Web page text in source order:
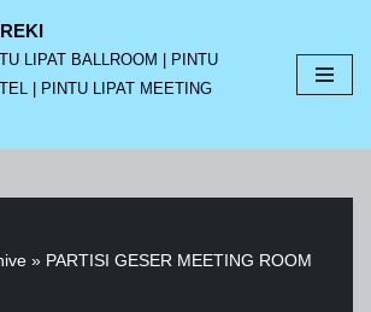
LIPAT BALLROOM | PINTU
| PINTU LIPAT MEETING
» PARTISI GESER MEETING ROOM